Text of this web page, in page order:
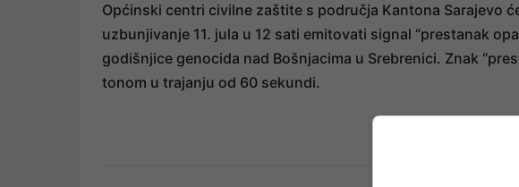
Općinski centri civilne zaštite s područja Kantona Sarajevo
uzbunjivanje 11. jula u 12 sati emitovati signal “prestanak
godišnjice genocida nad Bošnjacima u Srebrenici. Znak
tonom u trajanju od 60 sekundi.